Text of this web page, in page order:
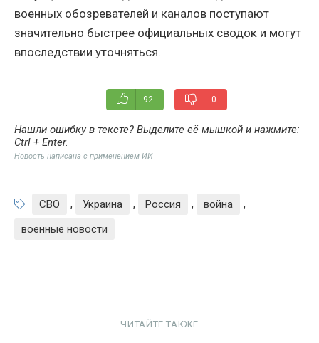
военных обозревателей и каналов поступают
значительно быстрее официальных сводок и могут
впоследствии уточняться.
92 0
Нашли ошибку в тексте? Выделите её мышкой и нажмите:
Ctrl + Enter.
Новость написана с применением ИИ
СВО , Украина , Россия , война
,
военные новости
ЧИТАЙТЕ ТАКЖЕ